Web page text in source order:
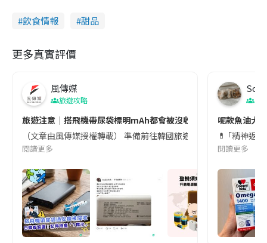
飲食情報 甜品
更多真實評價
風傳媒
旅遊攻略
旅遊注意｜搭飛機帶尿袋標明mAh都會被沒收😱出發前切記檢查
（文章由風傳媒授權轉載） 準備前往韓國旅遊的民眾，近期要
閱讀更多
Soul
呢款魚油大
💊 ｢精神返
閱讀更多